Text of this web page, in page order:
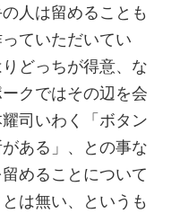
人は留めることも
ていただいてい
どっちが得意、な
クではその辺を会
司いわく「ボタン
ある」、との事な
めることについて
は無い、というも